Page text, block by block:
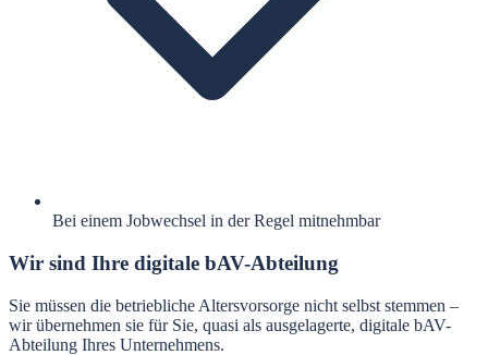
Bei einem Jobwechsel in der Regel mitnehmbar
Wir sind Ihre digitale bAV-Abteilung
Sie müssen die betriebliche Altersvorsorge nicht selbst stemmen –
wir übernehmen sie für Sie, quasi als ausgelagerte, digitale bAV-
Abteilung Ihres Unternehmens.